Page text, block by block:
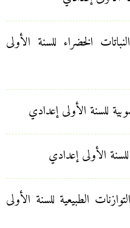
الخضراء للسنة الأولى
للسنة الأولى إعدادي
الأولى إعدادي
الطبيعية للسنة الأولى